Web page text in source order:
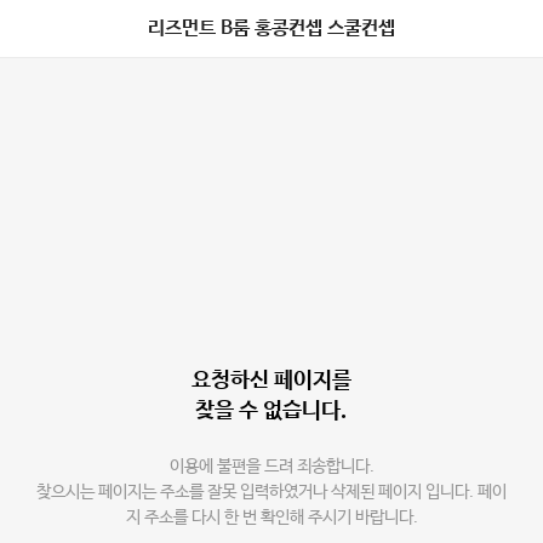
리즈먼트 B룸 홍콩컨셉 스쿨컨셉
요청하신 페이지를
찾을 수 없습니다.
이용에 불편을 드려 죄송합니다.
찾으시는 페이지는 주소를 잘못 입력하였거나 삭제된 페이지 입니다. 페이
지 주소를 다시 한 번 확인해 주시기 바랍니다.